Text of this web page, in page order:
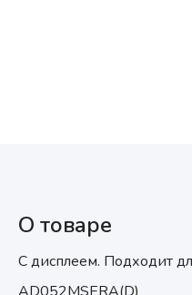
О товаре
С дисплеем. Подходит